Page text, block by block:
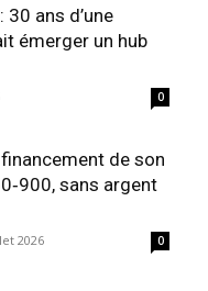
30 ans d’une
émerger un hub
0
de son
sans argent
2026 0